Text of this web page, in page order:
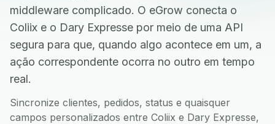
middleware complicado. O eGrow conecta o
Coliix e o Dary Expresse por meio de uma API
segura para que, quando algo acontece em um, a
ação correspondente ocorra no outro em tempo
real.
Sincronize clientes, pedidos, status e quaisquer
campos personalizados entre Coliix e Dary Expresse,